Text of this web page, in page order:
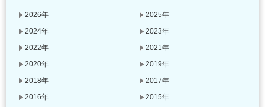
2026年
2025年
2024年
2023年
2022年
2021年
2020年
2019年
2018年
2017年
2016年
2015年